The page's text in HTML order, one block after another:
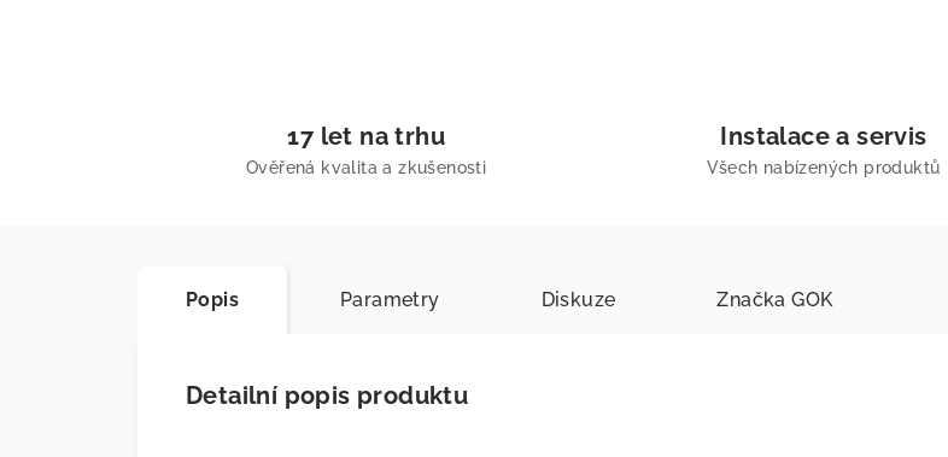
17 let na trhu
Ověřená kvalita a zkušenosti
Instalace a servis
Všech nabízených produktů
Popis Parametry Diskuze Značka GOK
Detailní popis produktu